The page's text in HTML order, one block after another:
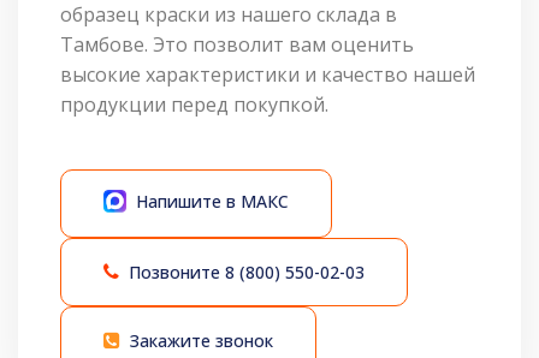
образец краски из нашего склада в
Тамбове. Это позволит вам оценить
высокие характеристики и качество нашей
продукции перед покупкой.
Напишите в МАКС
Позвоните 8 (800) 550-02-03
Закажите звонок